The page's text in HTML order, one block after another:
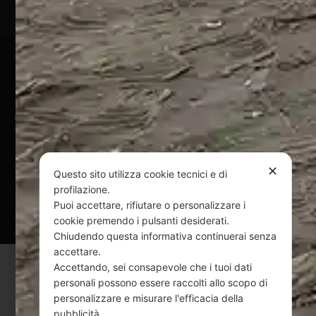
Pagamenti Sicuri
@ Copyright 2024 Webpesca è un brand Intent di Federico
Andrenacci P.Iva 01917920678
Via G. Galilei n. 2 – 64018 Tortoreto TE | REA TE-168019 |
Mail:
info@webpesca.it | Pec: federicoandrenacci@pec.it
Questo sito è protetto da Google reCAPTCHA
v3,
Privacy PolicyeTerms of Service
✕
Questo sito utilizza cookie tecnici e di
profilazione.
Puoi accettare, rifiutare o personalizzare i
cookie premendo i pulsanti desiderati.
Chiudendo questa informativa continuerai senza
accettare.
Accettando, sei consapevole che i tuoi dati
personali possono essere raccolti allo scopo di
personalizzare e misurare l'efficacia della
pubblicità.